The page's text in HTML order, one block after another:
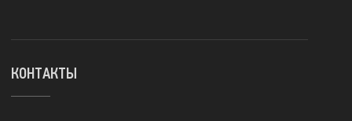
КОНТАКТЫ